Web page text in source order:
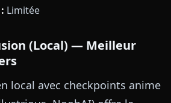
Limitée
(Local) — Meilleur
local avec checkpoints anime